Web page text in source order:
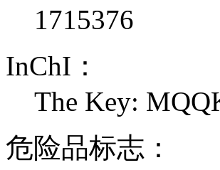
1715376
InChI：
The Key:
危险品标志：